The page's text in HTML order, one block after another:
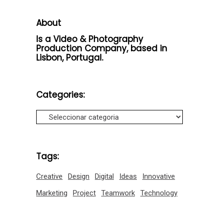
About
Is a Video & Photography
Production Company, based in
Lisbon, Portugal.
Categories:
Categories:
Tags:
Creative Design Digital Ideas
Innovative
Marketing
Project Teamwork Technology